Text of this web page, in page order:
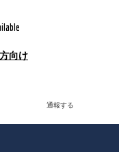
向け
通報する